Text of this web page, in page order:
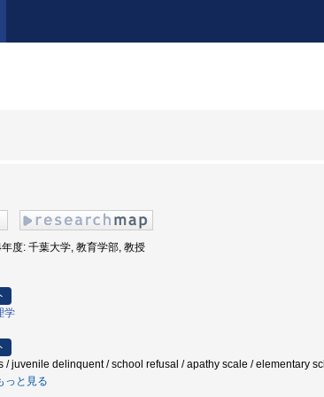
度: 千葉大学, 教育学部, 教授
学
/ juvenile delinquent / school refusal / apathy scale / elementary
っと見る